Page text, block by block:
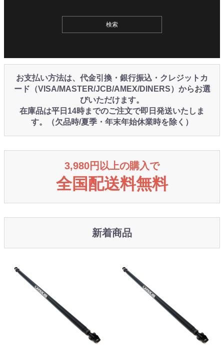
お支払い方法は、代金引換・銀行振込・クレジットカ
ード（VISA/MASTER/JCB/AMEX/DINERS）からお選
びいただけます。
在庫品は平日14時までのご注文で即日発送いたしま
す。（欠品時/夏季・年末年始休業時を除く）
3,980円以上の購入で
全国配送料無料
新着商品